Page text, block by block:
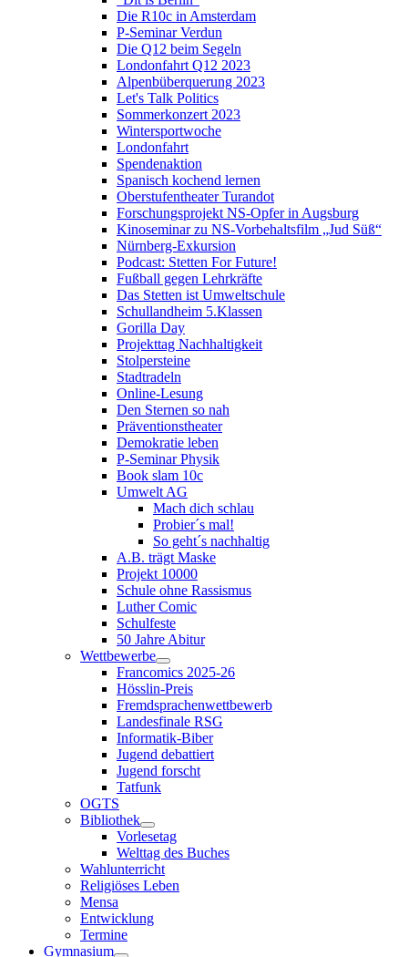
Die R10c in Amsterdam
P-Seminar Verdun
Die Q12 beim Segeln
Londonfahrt Q12 2023
Alpenbüberquerung 2023
Let's Talk Politics
Sommerkonzert 2023
Wintersportwoche
Londonfahrt
Spendenaktion
Spanisch kochend lernen
Oberstufentheater Turandot
Forschungsprojekt NS-Opfer in Augsburg
Kinoseminar zu NS-Vorbehaltsfilm „Jud Süß“
Nürnberg-Exkursion
Podcast: Stetten For Future!
Fußball gegen Lehrkräfte
Das Stetten ist Umweltschule
Schullandheim 5.Klassen
Gorilla Day
Projekttag Nachhaltigkeit
Stolpersteine
Stadtradeln
Online-Lesung
Den Sternen so nah
Präventionstheater
Demokratie leben
P-Seminar Physik
Book slam 10c
Umwelt AG
Mach dich schlau
Probier´s mal!
So geht´s nachhaltig
A.B. trägt Maske
Projekt 10000
Schule ohne Rassismus
Luther Comic
Schulfeste
50 Jahre Abitur
Wettbewerbe
Francomics 2025-26
Hösslin-Preis
Fremdsprachenwettbewerb
Landesfinale RSG
Informatik-Biber
Jugend debattiert
Jugend forscht
Tatfunk
OGTS
Bibliothek
Vorlesetag
Welttag des Buches
Wahlunterricht
Religiöses Leben
Mensa
Entwicklung
Termine
Gymnasium